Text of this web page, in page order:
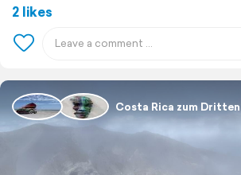
2 likes
Costa Rica zum Dritten